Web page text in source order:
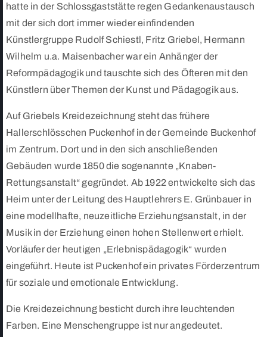
hatte in der Schlossgaststätte regen Gedankenaustausch
mit der sich dort immer wieder einfindenden
Künstlergruppe Rudolf Schiestl, Fritz Griebel, Hermann
Wilhelm u.a. Maisenbacher war ein Anhänger der
Reformpädagogik und tauschte sich des Öfteren mit den
Künstlern über Themen der Kunst und Pädagogik aus.
Auf Griebels Kreidezeichnung steht das frühere
Hallerschlösschen Puckenhof in der Gemeinde Buckenhof
im Zentrum. Dort und in den sich anschließenden
Gebäuden wurde 1850 die sogenannte „Knaben-
Rettungsanstalt“ gegründet. Ab 1922 entwickelte sich das
Heim unter der Leitung des Hauptlehrers E. Grünbauer in
eine modellhafte, neuzeitliche Erziehungsanstalt, in der
Musik in der Erziehung einen hohen Stellenwert erhielt.
Vorläufer der heutigen „Erlebnispädagogik“ wurden
eingeführt. Heute ist Puckenhof ein privates Förderzentrum
für soziale und emotionale Entwicklung.
Die Kreidezeichnung besticht durch ihre leuchtenden
Farben. Eine Menschengruppe ist nur angedeutet.